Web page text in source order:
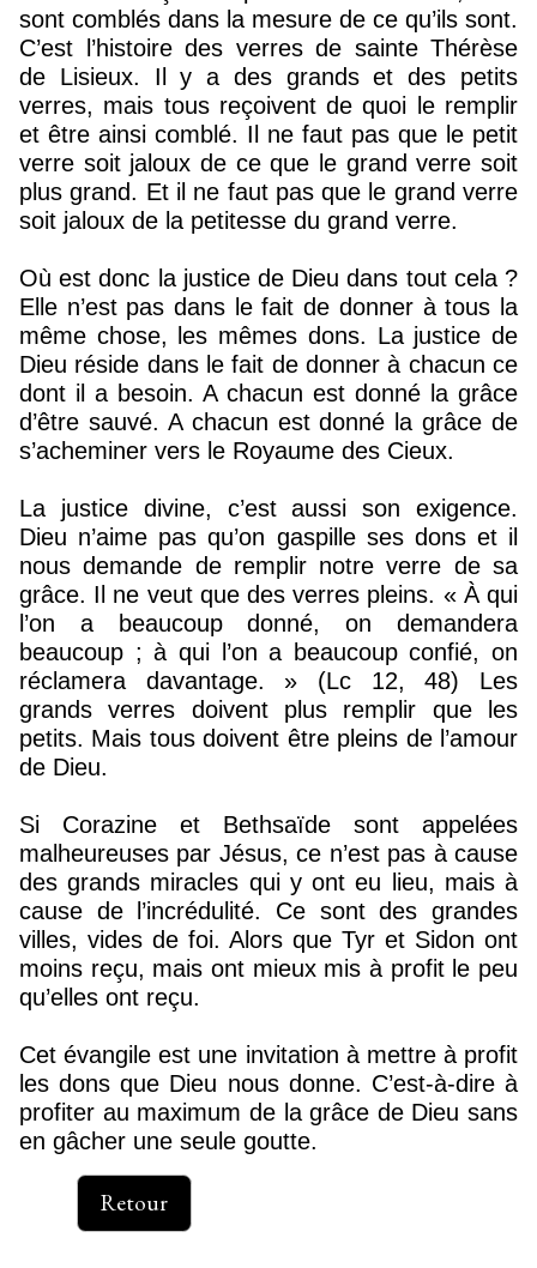
sont comblés dans la mesure de ce qu’ils sont.
C’est l’histoire des verres de sainte Thérèse
de Lisieux. Il y a des grands et des petits
verres, mais tous reçoivent de quoi le remplir
et être ainsi comblé. Il ne faut pas que le petit
verre soit jaloux de ce que le grand verre soit
plus grand. Et il ne faut pas que le grand verre
soit jaloux de la petitesse du grand verre.
Où est donc la justice de Dieu dans tout cela ?
Elle n’est pas dans le fait de donner à tous la
même chose, les mêmes dons. La justice de
Dieu réside dans le fait de donner à chacun ce
dont il a besoin. A chacun est donné la grâce
d’être sauvé. A chacun est donné la grâce de
s’acheminer vers le Royaume des Cieux.
La justice divine, c’est aussi son exigence.
Dieu n’aime pas qu’on gaspille ses dons et il
nous demande de remplir notre verre de sa
grâce. Il ne veut que des verres pleins. « À qui
l’on a beaucoup donné, on demandera
beaucoup ; à qui l’on a beaucoup confié, on
réclamera davantage. » (Lc 12, 48) Les
grands verres doivent plus remplir que les
petits. Mais tous doivent être pleins de l’amour
de Dieu.
Si Corazine et Bethsaïde sont appelées
malheureuses par Jésus, ce n’est pas à cause
des grands miracles qui y ont eu lieu, mais à
cause de l’incrédulité. Ce sont des grandes
villes, vides de foi. Alors que Tyr et Sidon ont
moins reçu, mais ont mieux mis à profit le peu
qu’elles ont reçu.
Cet évangile est une invitation à mettre à profit
les dons que Dieu nous donne. C’est-à-dire à
profiter au maximum de la grâce de Dieu sans
en gâcher une seule goutte.
Retour